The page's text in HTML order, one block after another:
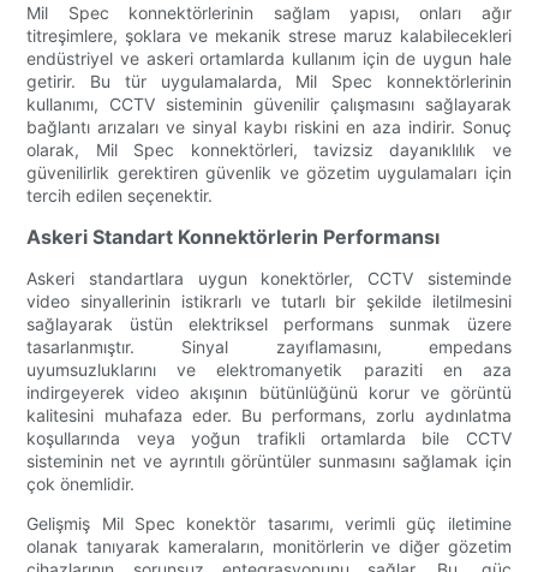
Mil Spec konnektörlerinin sağlam yapısı, onları ağır
titreşimlere, şoklara ve mekanik strese maruz kalabilecekleri
endüstriyel ve askeri ortamlarda kullanım için de uygun hale
getirir. Bu tür uygulamalarda, Mil Spec konnektörlerinin
kullanımı, CCTV sisteminin güvenilir çalışmasını sağlayarak
bağlantı arızaları ve sinyal kaybı riskini en aza indirir. Sonuç
olarak, Mil Spec konnektörleri, tavizsiz dayanıklılık ve
güvenilirlik gerektiren güvenlik ve gözetim uygulamaları için
tercih edilen seçenektir.
Askeri Standart Konnektörlerin Performansı
Askeri standartlara uygun konektörler, CCTV sisteminde
video sinyallerinin istikrarlı ve tutarlı bir şekilde iletilmesini
sağlayarak üstün elektriksel performans sunmak üzere
tasarlanmıştır. Sinyal zayıflamasını, empedans
uyumsuzluklarını ve elektromanyetik paraziti en aza
indirgeyerek video akışının bütünlüğünü korur ve görüntü
kalitesini muhafaza eder. Bu performans, zorlu aydınlatma
koşullarında veya yoğun trafikli ortamlarda bile CCTV
sisteminin net ve ayrıntılı görüntüler sunmasını sağlamak için
çok önemlidir.
Gelişmiş Mil Spec konektör tasarımı, verimli güç iletimine
olanak tanıyarak kameraların, monitörlerin ve diğer gözetim